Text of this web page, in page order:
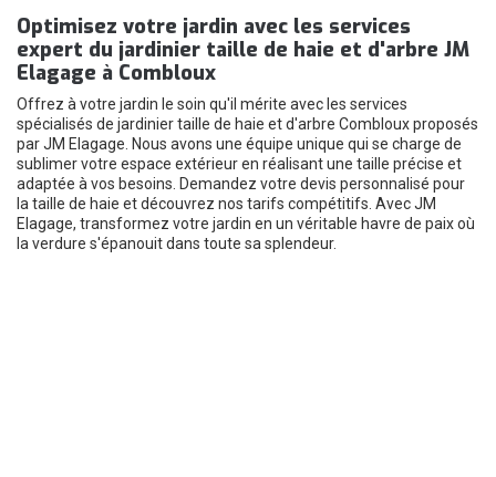
Optimisez votre jardin avec les services
expert du jardinier taille de haie et d'arbre JM
Elagage à Combloux
Offrez à votre jardin le soin qu'il mérite avec les services
spécialisés de jardinier taille de haie et d'arbre Combloux proposés
par JM Elagage. Nous avons une équipe unique qui se charge de
sublimer votre espace extérieur en réalisant une taille précise et
adaptée à vos besoins. Demandez votre devis personnalisé pour
la taille de haie et découvrez nos tarifs compétitifs. Avec JM
Elagage, transformez votre jardin en un véritable havre de paix où
la verdure s'épanouit dans toute sa splendeur.